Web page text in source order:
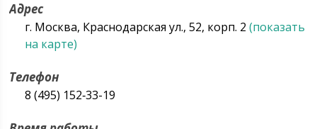
Адрес
г. Москва, Краснодарская ул., 52, корп. 2(показать
на карте)
Телефон
8 (495) 152‑33-19